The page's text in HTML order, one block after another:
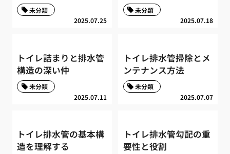
2025.07.25
未分類
2025.07.18
未分類
トイレ詰まりと排水管
構造の深い仲
2025.07.11
未分類
トイレ排水管掃除とメ
ンテナンス方法
2025.07.07
未分類
トイレ排水管の基本構
造を理解する
トイレ排水管勾配の重
要性と役割